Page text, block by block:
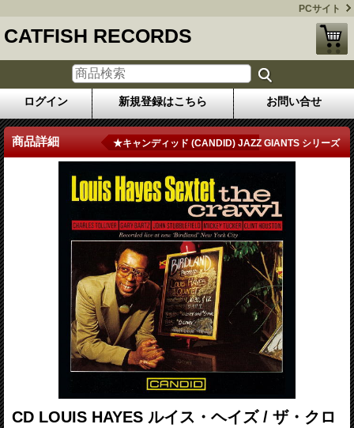
PCサイト
CATFISH RECORDS
ログイン 新規登録はこちら お問い合せ
商品詳細 ★キャンディッド (CANDID) JAZZ GIANTS シリーズ
CD LOUIS HAYES ルイス・ヘイズ / ザ・クロ